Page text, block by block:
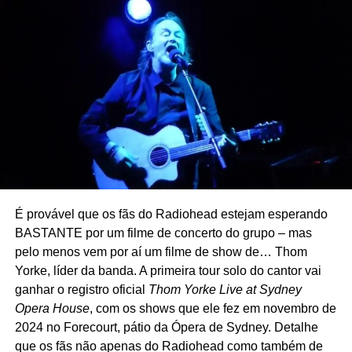
Os ingressos custam US$ 25, e toda a renda vai direto
para as famílias das vítimas.
É provável que os fãs do Radiohead estejam esperando
BASTANTE por um filme de concerto do grupo – mas
pelo menos vem por aí um filme de show de… Thom
Yorke, líder da banda. A primeira tour solo do cantor vai
ganhar o registro oficial Thom Yorke Live at Sydney
Opera House, com os shows que ele fez em novembro de
2024 no Forecourt, pátio da Ópera de Sydney. Detalhe
que os fãs não apenas do Radiohead como também de